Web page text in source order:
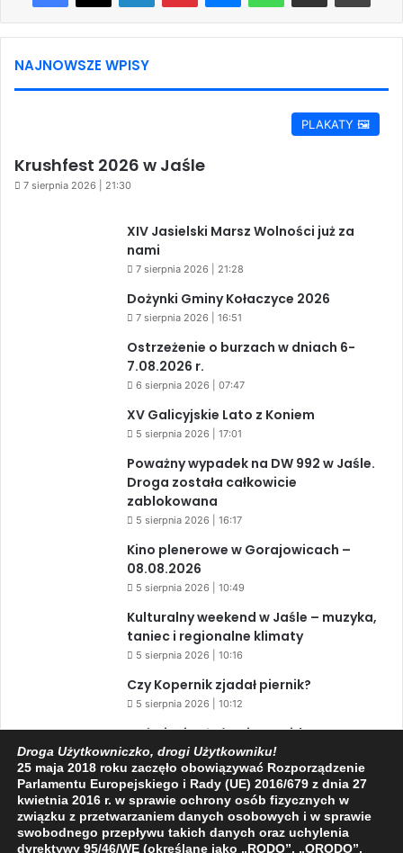
NAJNOWSZE WPISY
PLAKATY 🖼️
Krushfest 2026 w Jaśle
7 sierpnia 2026 | 21:30
XIV Jasielski Marsz Wolności już za
nami
7 sierpnia 2026 | 21:28
Dożynki Gminy Kołaczyce 2026
7 sierpnia 2026 | 16:51
Ostrzeżenie o burzach w dniach 6-
7.08.2026 r.
6 sierpnia 2026 | 07:47
XV Galicyjskie Lato z Koniem
5 sierpnia 2026 | 17:01
Poważny wypadek na DW 992 w Jaśle.
Droga została całkowicie
zablokowana
5 sierpnia 2026 | 16:17
Kino plenerowe w Gorajowicach –
08.08.2026
5 sierpnia 2026 | 10:49
Kulturalny weekend w Jaśle – muzyka,
taniec i regionalne klimaty
5 sierpnia 2026 | 10:16
Czy Kopernik zjadał piernik?
5 sierpnia 2026 | 10:12
Zaćmienie Słońca i Perseidy. Dwa
niesamowite zjawiska astronomiczne
w ciągu jednego dnia!
3 sierpnia 2026 | 15:39
Droga Użytkowniczko, drogi Użytkowniku!
25 maja 2018 roku zaczęło obowiązywać Rozporządzenie
Parlamentu Europejskiego i Rady (UE) 2016/679 z dnia 27
kwietnia 2016 r. w sprawie ochrony osób fizycznych w
związku z przetwarzaniem danych osobowych i w sprawie
swobodnego przepływu takich danych oraz uchylenia
dyrektywy 95/46/WE (określane jako „RODO”, „ORODO”,